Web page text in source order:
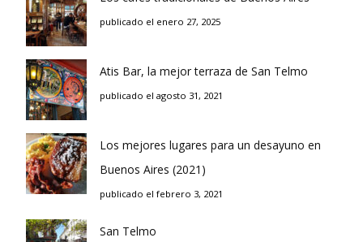
publicado el enero 27, 2025
Atis Bar, la mejor terraza de San Telmo
publicado el agosto 31, 2021
Los mejores lugares para un desayuno en
Buenos Aires (2021)
publicado el febrero 3, 2021
San Telmo